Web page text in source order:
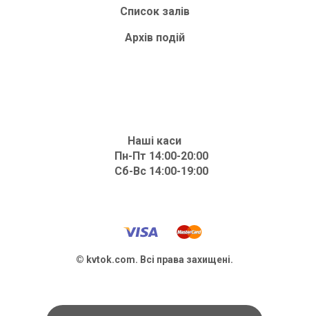
Список залів
Архів подій
Наші каси
Пн-Пт 14:00-20:00
Сб-Вс 14:00-19:00
© kvtok.com. Всі права захищені.